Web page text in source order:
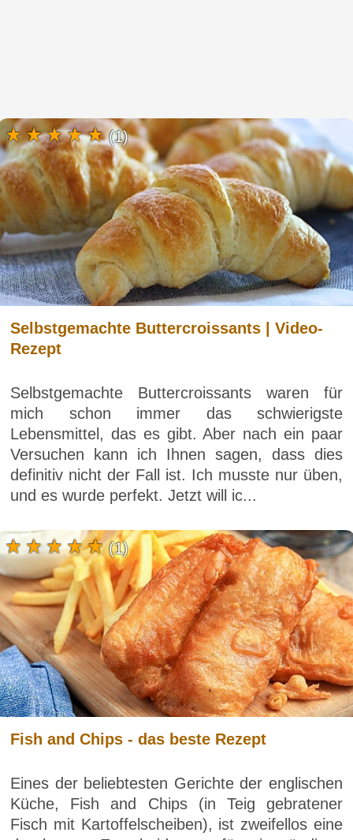
Selbstgemachte Buttercroissants | Video-
Rezept
Selbstgemachte Buttercroissants waren für
mich schon immer das schwierigste
Lebensmittel, das es gibt. Aber nach ein paar
Versuchen kann ich Ihnen sagen, dass dies
definitiv nicht der Fall ist. Ich musste nur üben,
und es wurde perfekt. Jetzt will ic...
(1)
Fish and Chips - das beste Rezept
Eines der beliebtesten Gerichte der englischen
Küche, Fish and Chips (in Teig gebratener
Fisch mit Kartoffelscheiben), ist zweifellos eine
(1)